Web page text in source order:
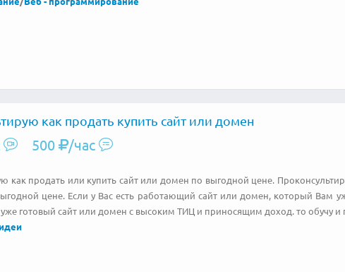
как продать купить сайт или домен
500 /час
как продать или купить сайт или домен по выгодной цене.
цене. Если у Вас есть работающий сайт или домен, который Вам
готовый сайт или домен с высоким ТИЦ и приносящим доход. то обучу и